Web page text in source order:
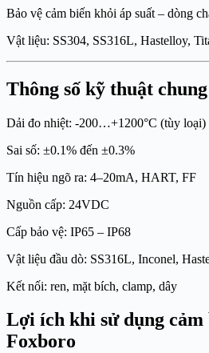
Bảo vệ cảm biến khỏi áp suất – dòng
Vật liệu: SS304, SS316L, Hastelloy,
Thông số kỹ thuật
Dải đo nhiệt: -200…+1200°C (tùy loại)
Sai số: ±0.1% đến ±0.3%
Tín hiệu ngõ ra: 4–20mA, HART, FF
Nguồn cấp: 24VDC
Cấp bảo vệ: IP65 – IP68
Vật liệu đầu dò: SS316L, Inconel,
Kết nối: ren, mặt bích, clamp, dây
Lợi ích khi sử dụng cảm
Foxboro